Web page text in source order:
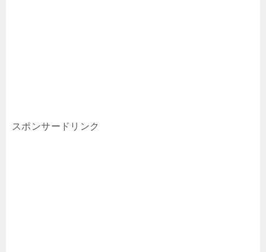
スポンサードリンク